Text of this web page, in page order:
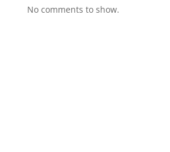
No comments to show.